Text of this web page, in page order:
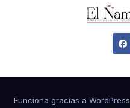
Funciona gracias a WordPress